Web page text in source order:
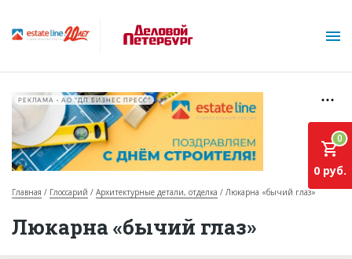
О проекте
РЕКЛАМА • АО "ДП БИЗНЕС ПРЕСС"
Главная Глоссарий Архитектурные детали, отделка Люкарна «бычий глаз»
Люкарна «бычий глаз»
0
0 руб.